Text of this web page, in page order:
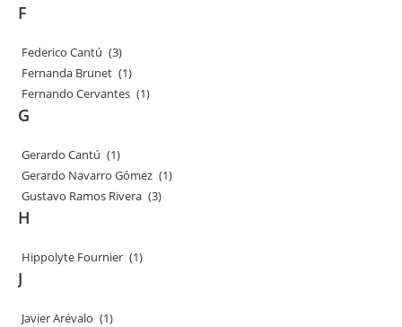
F
Federico Cantú (3)
Fernanda Brunet (1)
Fernando Cervantes (1)
G
Gerardo Cantú (1)
Gerardo Navarro Gómez (1)
Gustavo Ramos Rivera (3)
H
Hippolyte Fournier (1)
J
Javier Arévalo (1)